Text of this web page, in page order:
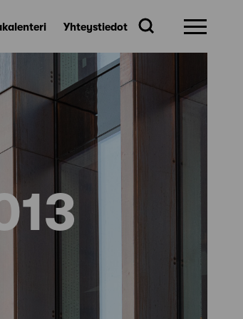
Yhteystiedot